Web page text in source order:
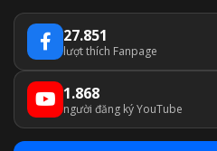
27.851
lượt thích Fanpage
1.868
người đăng ký YouTube